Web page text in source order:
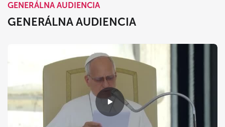
GENERÁLNA AUDIENCIA
GENERÁLNA AUDIENCIA